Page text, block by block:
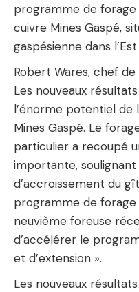
programme de
cuivre Mines Gaspé,
gaspésienne dans
Robert Wares, chef
Les nouveaux
l’énorme potentiel de
Mines Gaspé. Le
particulier a recoupé
importante,
d’accroissement du
programme de
neuvième foreuse
d’accélérer le
et d’extension ».
Les nouveaux